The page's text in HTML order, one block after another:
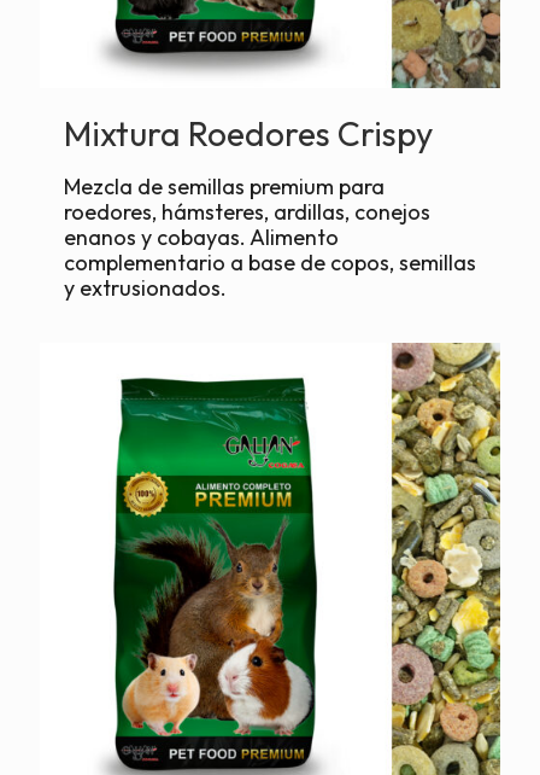
Mixtura Roedores Crispy
Mezcla de semillas premium para
roedores, hámsteres, ardillas, conejos
enanos y cobayas. Alimento
complementario a base de copos, semillas
y extrusionados.